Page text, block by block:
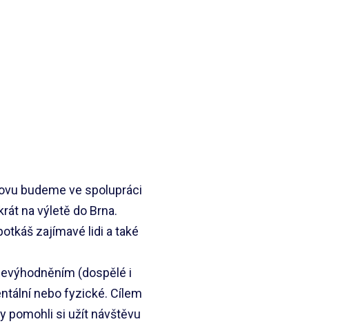
budeme ve spolupráci
na výletě do Brna.
zajímavé lidi a také
(dospělé i
nebo fyzické. Cílem
pomohli si užít návštěvu